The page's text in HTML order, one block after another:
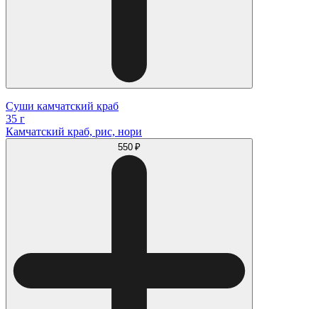
Суши камчатский краб
35 г
Камчатский краб, рис, нори
550 ₽